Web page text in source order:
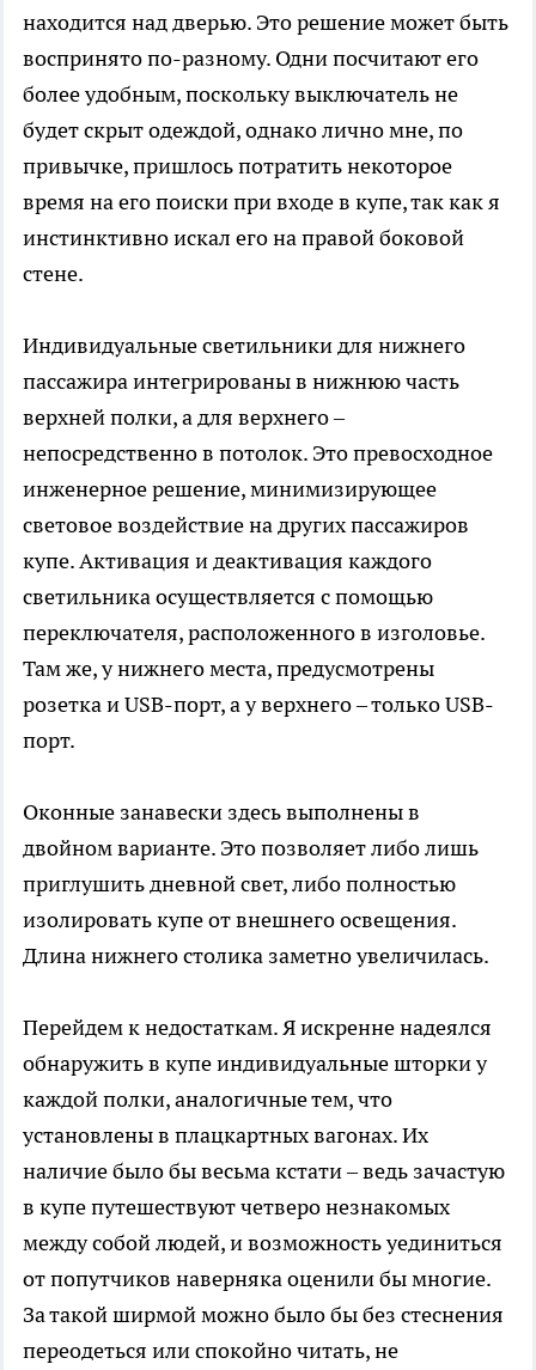
находится над дверью. Это решение может быть
воспринято по-разному. Одни посчитают его
более удобным, поскольку выключатель не
будет скрыт одеждой, однако лично мне, по
привычке, пришлось потратить некоторое
время на его поиски при входе в купе, так как я
инстинктивно искал его на правой боковой
стене.
Индивидуальные светильники для нижнего
пассажира интегрированы в нижнюю часть
верхней полки, а для верхнего –
непосредственно в потолок. Это превосходное
инженерное решение, минимизирующее
световое воздействие на других пассажиров
купе. Активация и деактивация каждого
светильника осуществляется с помощью
переключателя, расположенного в изголовье.
Там же, у нижнего места, предусмотрены
розетка и USB-порт, а у верхнего – только USB-
порт.
Оконные занавески здесь выполнены в
двойном варианте. Это позволяет либо лишь
приглушить дневной свет, либо полностью
изолировать купе от внешнего освещения.
Длина нижнего столика заметно увеличилась.
Перейдем к недостаткам. Я искренне надеялся
обнаружить в купе индивидуальные шторки у
каждой полки, аналогичные тем, что
установлены в плацкартных вагонах. Их
наличие было бы весьма кстати – ведь зачастую
в купе путешествуют четверо незнакомых
между собой людей, и возможность уединиться
от попутчиков наверняка оценили бы многие.
За такой ширмой можно было бы без стеснения
переодеться или спокойно читать, не